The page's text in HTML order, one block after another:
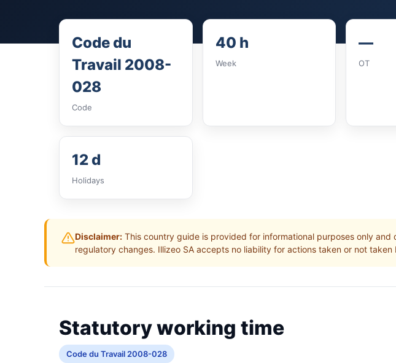
Code du
Travail 2008-
028
Code
40 h
Week
—
OT
12 d
Holidays
Disclaimer: This country guide is provided for informational purposes only
regulatory changes. Illizeo SA accepts no liability for actions taken or not taken
Statutory working time
Code du Travail 2008-028